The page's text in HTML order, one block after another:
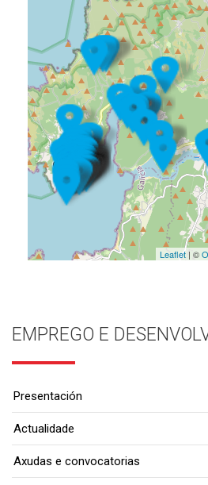
Leaflet| ©
EMPREGO E
Presentación
Actualidade
Axudas e convocatorias